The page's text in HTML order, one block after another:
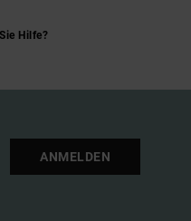
Hilfe?
ANMELDEN